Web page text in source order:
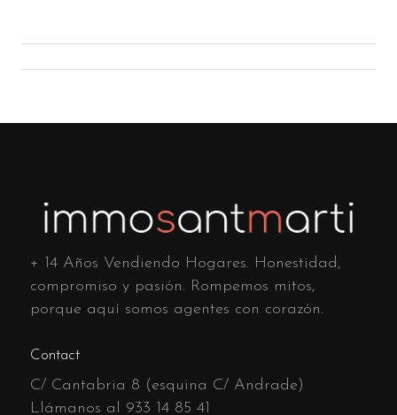
+ 14 Años Vendiendo Hogares. Honestidad,
compromiso y pasión. Rompemos mitos,
porque aquí somos agentes con corazón.
Contact
C/ Cantabria 8 (esquina C/ Andrade)
Llámanos al 933 14 85 41